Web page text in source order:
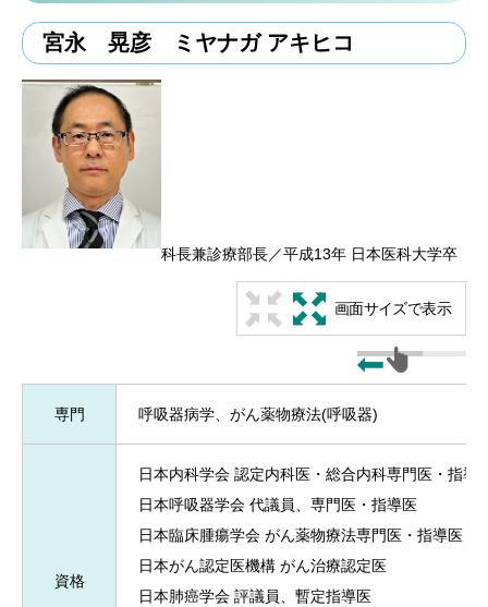
宮永 晃彦 ミヤナガ アキヒコ
科長兼診療部長／平成13年 日本医科大学卒
画面サイズで表示
専門 呼吸器病学、がん薬物療法(呼吸器)
資格
日本内科学会 認定内科医・総合内科専門医・指導
日本呼吸器学会 代議員、専門医・指導医
日本臨床腫瘍学会 がん薬物療法専門医・指導医
日本がん認定医機構 がん治療認定医
日本肺癌学会 評議員、暫定指導医